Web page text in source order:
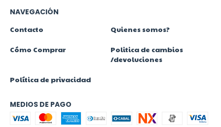
NAVEGACIÓN
Contacto
Quienes somos?
Cómo Comprar
Politica de cambios
/devoluciones
Política de privacidad
MEDIOS DE PAGO